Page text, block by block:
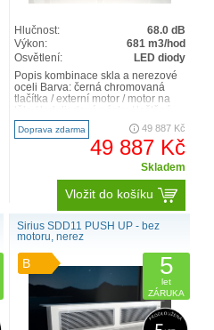
Hlučnost:
68.0 dB
Výkon:
681 m3/hod
Osvětlení:
LED diody
Popis kombinace skla a nerezové
oceli Barva: černá chromovaná
tlačítka / externí motor / motor na
nerezový..
Doprava zdarma 49 887 Kč
49 887 Kč
Skladem
Vložit do košíku
Sirius SDD11 PUSH UP - bez
motoru, nerez
B 5
let
ZÁRUKA